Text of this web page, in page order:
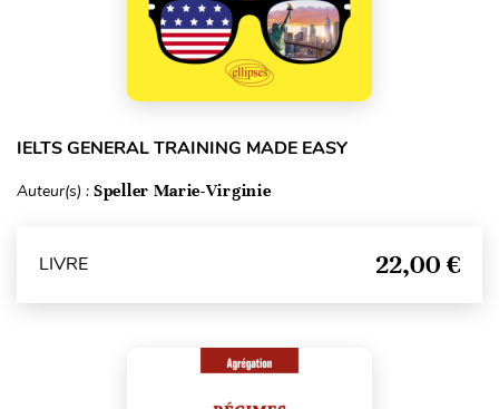
IELTS GENERAL TRAINING MADE EASY
Auteur(s) : Speller Marie-Virginie
LIVRE 22,00 €